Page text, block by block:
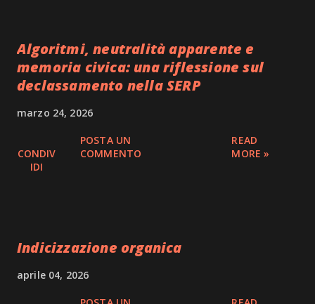
Algoritmi, neutralità apparente e
memoria civica: una riflessione sul
declassamento nella SERP
marzo 24, 2026
CONDIV
IDI
POSTA UN
COMMENTO
READ
MORE »
Indicizzazione organica
aprile 04, 2026